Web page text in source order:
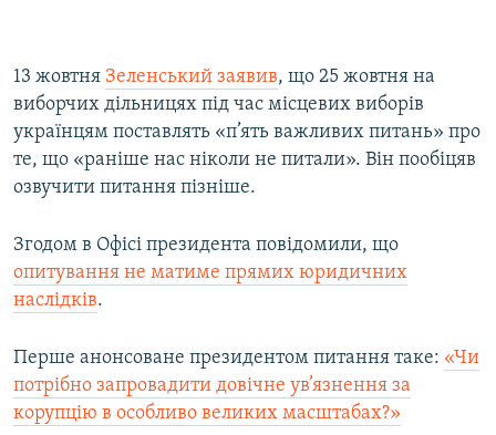
13 жовтня Зеленський заявив, що 25 жовтня на
виборчих дільницях під час місцевих виборів
українцям поставлять «п’ять важливих питань» про
те, що «раніше нас ніколи не питали». Він пообіцяв
озвучити питання пізніше.
Згодом в Офісі президента повідомили, що
опитування не матиме прямих юридичних
наслідків.
Перше анонсоване президентом питання таке: «Чи
потрібно запровадити довічне ув’язнення за
корупцію в особливо великих масштабах?»